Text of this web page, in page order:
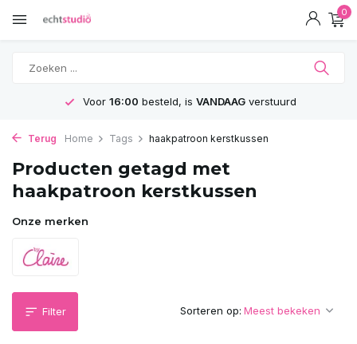
0
Voor 16:00 besteld, is VANDAAGverstuurd
Terug Home Tags haakpatroon kerstkussen
Producten getagd met
haakpatroon kerstkussen
Onze merken
Filter Sorteren op: